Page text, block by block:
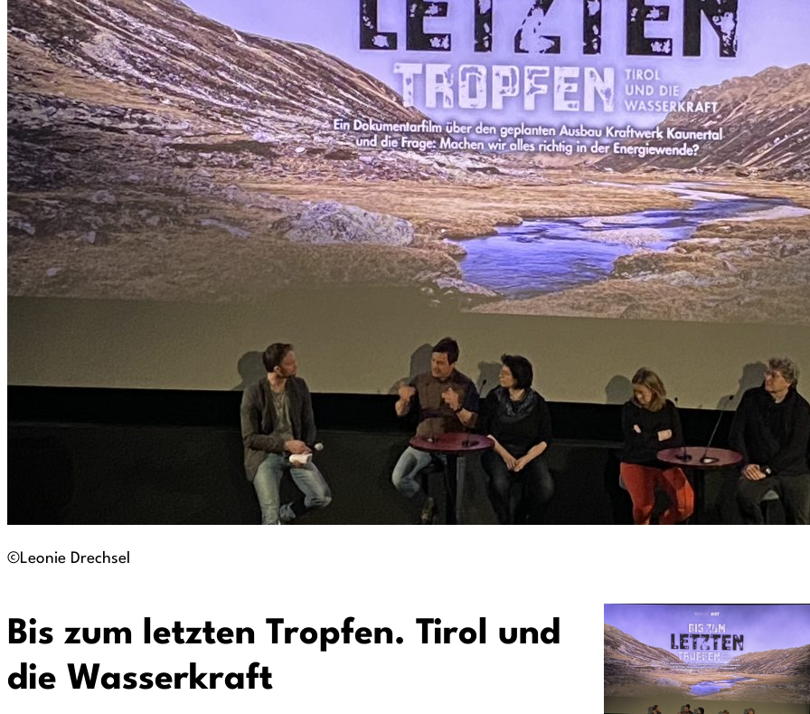
©Leonie Drechsel
Bis zum letzten Tropfen. Tirol und
die Wasserkraft